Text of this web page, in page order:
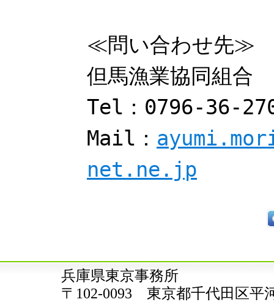
≪問い合わせ先≫
但馬漁業協同組合
Tel：0796-36-
Mail：
net.ne.jp
兵庫県東京事務所
〒102-0093 東京都千代田区平